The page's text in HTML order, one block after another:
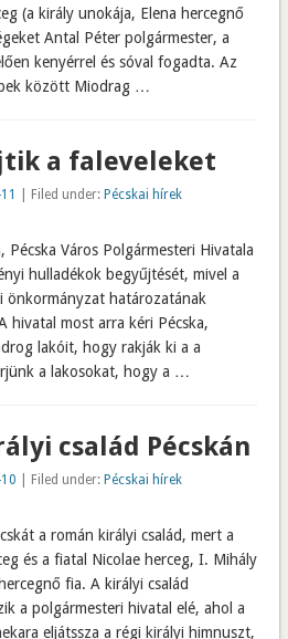
(a király unokája, Elena hercegnő
Antal Péter polgármester, a
kenyérrel és sóval fogadta. Az
között Miodrag …
a faleveleket
| Filed under: Pécskai hírek
Város Polgármesteri Hivatala
hulladékok begyűjtését, mivel a
önkormányzat határozatának
hivatal most arra kéri Pécska,
lakóit, hogy rakják ki a a
a lakosokat, hogy a …
család Pécskán
| Filed under: Pécskai hírek
a román királyi család, mert a
és a fiatal Nicolae herceg, I. Mihály
fia. A királyi család
a polgármesteri hivatal elé, ahol a
eljátssza a régi királyi himnuszt,